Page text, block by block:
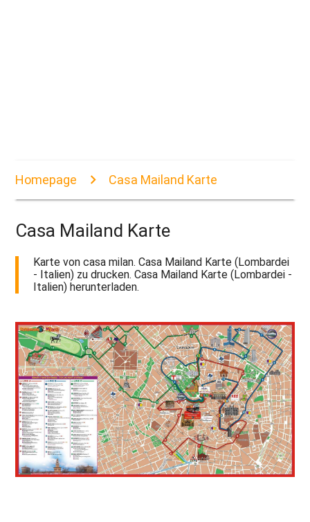
Homepage Casa Mailand Karte
Casa Mailand Karte
Karte von casa milan. Casa Mailand Karte (Lombardei
- Italien) zu drucken. Casa Mailand Karte (Lombardei -
Italien) herunterladen.